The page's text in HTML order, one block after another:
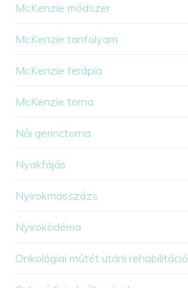
McKenzie módszer
McKenzie tanfolyam
McKenzie terápia
McKenzie torna
Női gerinctorna
Nyakfájás
Nyirokmasszázs
Nyiroködéma
Onkológiai műtét utáni rehabilitáció